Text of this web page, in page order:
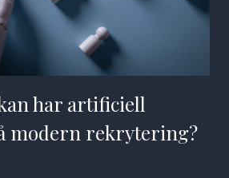
har artificiell
modern rekrytering?